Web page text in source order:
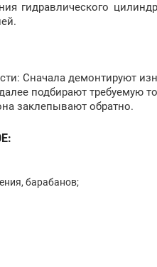
гидравлического
Сначала демонтируют
подбирают требуемую
заклепывают обратно.
барабанов;